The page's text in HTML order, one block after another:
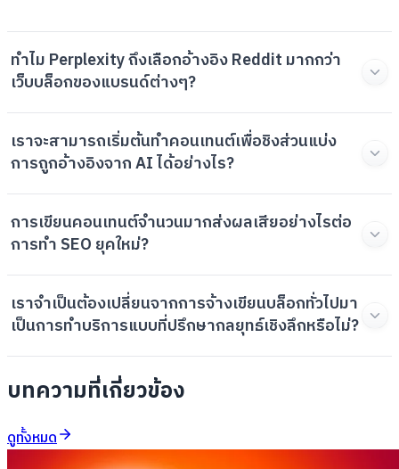
ทำไม Perplexity ถึงเลือกอ้างอิง Reddit มากกว่า
เว็บบล็อกของแบรนด์ต่างๆ?
เราจะสามารถเริ่มต้นทำคอนเทนต์เพื่อชิงส่วนแบ่ง
การถูกอ้างอิงจาก AI ได้อย่างไร?
การเขียนคอนเทนต์จำนวนมากส่งผลเสียอย่างไรต่อ
การทำ SEO ยุคใหม่?
เราจำเป็นต้องเปลี่ยนจากการจ้างเขียนบล็อกทั่วไปมา
เป็นการทำบริการแบบที่ปรึกษากลยุทธ์เชิงลึกหรือไม่?
บทความที่เกี่ยวข้อง
ดูทั้งหมด